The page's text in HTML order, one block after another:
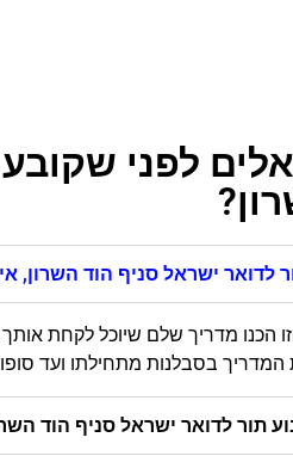
לפני
לדואר ישראל סניף הוד השרון,
הכנו מדריך שלם שיוכל לקחת
בסבלנות מתחילתו ועד סופו
תור לדואר ישראל סניף הוד